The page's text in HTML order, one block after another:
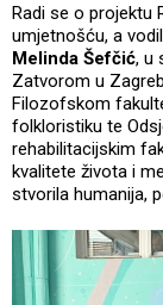
Radi se o projektu
umjetnošću, a
Melinda Šefčić, u
Zatvorom u
Filozofskom
folkloristiku te
rehabilitacijskim
kvalitete života i
stvorila humanija,